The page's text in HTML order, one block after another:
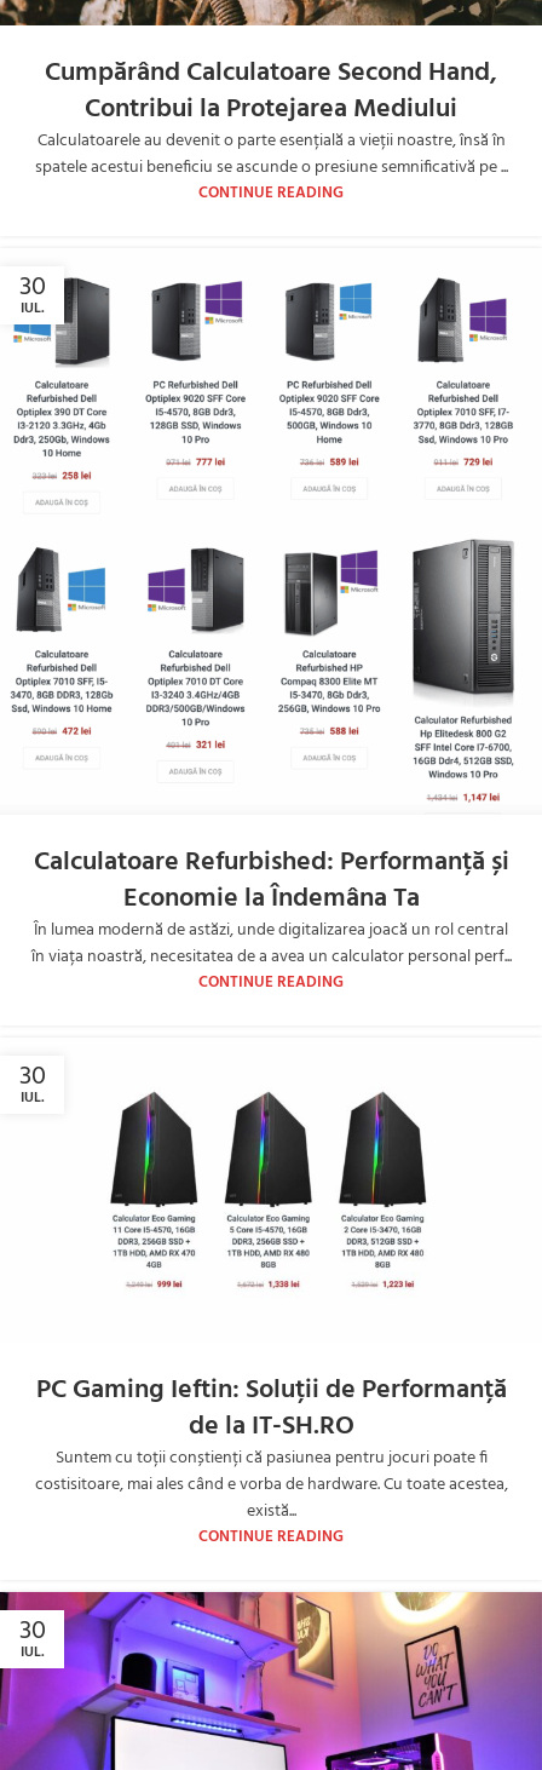
Cumpărând Calculatoare Second Hand,
Contribui la Protejarea Mediului
Calculatoarele au devenit o parte esențială a vieții noastre, însă în
spatele acestui beneficiu se ascunde o presiune semnificativă pe ...
CONTINUE READING
30
IUL.
Calculatoare Refurbished: Performanță și
Economie la Îndemâna Ta
În lumea modernă de astăzi, unde digitalizarea joacă un rol central
în viața noastră, necesitatea de a avea un calculator personal perf...
CONTINUE READING
30
IUL.
PC Gaming Ieftin: Soluții de Performanță
de la IT-SH.RO
Suntem cu toții conștienți că pasiunea pentru jocuri poate fi
costisitoare, mai ales când e vorba de hardware. Cu toate acestea,
există...
CONTINUE READING
30
IUL.